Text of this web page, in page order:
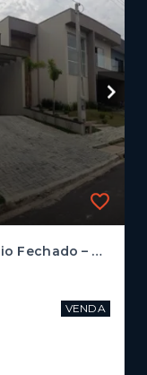
Casa Maravilhosa em Condomínio Fechado – Buona Vita | Atibaia/SP
VENDA